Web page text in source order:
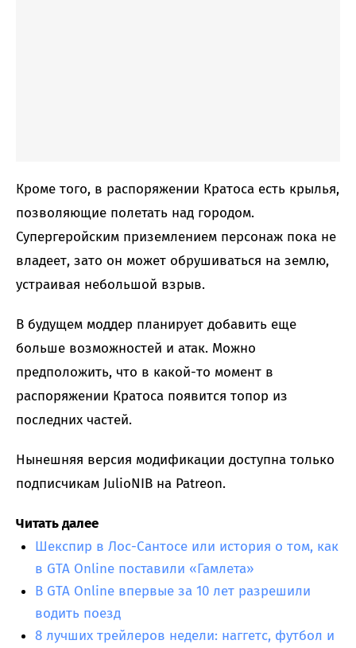
Кроме того, в распоряжении Кратоса есть крылья,
позволяющие полетать над городом.
Супергеройским приземлением персонаж пока не
владеет, зато он может обрушиваться на землю,
устраивая небольшой взрыв.
В будущем моддер планирует добавить еще
больше возможностей и атак. Можно
предположить, что в какой-то момент в
распоряжении Кратоса появится топор из
последних частей.
Нынешняя версия модификации доступна только
подписчикам JulioNIB на Patreon.
Читать далее
Шекспир в Лос-Сантосе или история о том, как
в GTA Online поставили «Гамлета»
В GTA Online впервые за 10 лет разрешили
водить поезд
8 лучших трейлеров недели: наггетс, футбол и